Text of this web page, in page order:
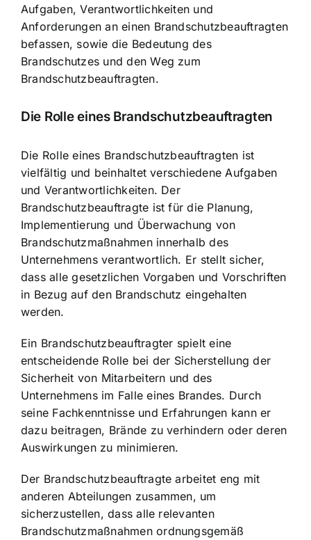
Aufgaben, Verantwortlichkeiten und
Anforderungen an einen Brandschutzbeauftragten
befassen, sowie die Bedeutung des
Brandschutzes und den Weg zum
Brandschutzbeauftragten.
Die Rolle eines Brandschutzbeauftragten
Die Rolle eines Brandschutzbeauftragten ist
vielfältig und beinhaltet verschiedene Aufgaben
und Verantwortlichkeiten. Der
Brandschutzbeauftragte ist für die Planung,
Implementierung und Überwachung von
Brandschutzmaßnahmeninnerhalb des
Unternehmens verantwortlich. Er stellt sicher,
dass alle gesetzlichen Vorgaben und Vorschriften
in Bezug auf den Brandschutz eingehalten
werden.
Ein Brandschutzbeauftragter spielt eine
entscheidende Rolle bei der Sicherstellung der
Sicherheit von Mitarbeitern und des
Unternehmens im Falle eines Brandes. Durch
seine Fachkenntnisse und Erfahrungen kann er
dazu beitragen, Brände zu verhindern oder deren
Auswirkungen zu minimieren.
Der Brandschutzbeauftragte arbeitet eng mit
anderen Abteilungen zusammen, um
sicherzustellen, dass alle relevanten
Brandschutzmaßnahmen ordnungsgemäß